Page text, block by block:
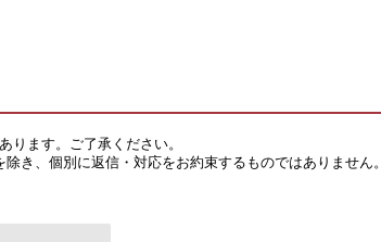
ります。ご了承ください。
き、個別に返信・対応をお約束するものではありません。